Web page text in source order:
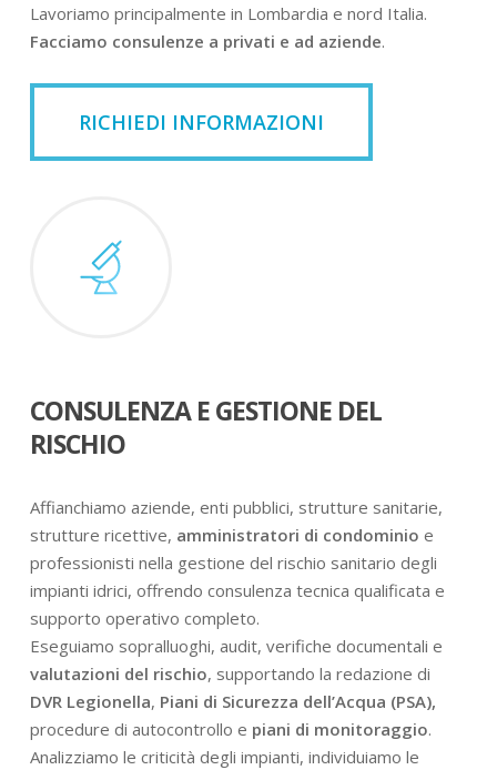
Lavoriamo principalmente in Lombardia e nord Italia.
Facciamo consulenze a privati e ad aziende.
RICHIEDI INFORMAZIONI
CONSULENZA E GESTIONE DEL
RISCHIO
Affianchiamo aziende, enti pubblici, strutture sanitarie,
strutture ricettive, amministratori di condominio e
professionisti nella gestione del rischio sanitario degli
impianti idrici, offrendo consulenza tecnica qualificata e
supporto operativo completo.
Eseguiamo sopralluoghi, audit, verifiche documentali e
valutazioni del rischio, supportando la redazione di
DVR Legionella, Piani di Sicurezza dell’Acqua (PSA),
procedure di autocontrollo e piani di monitoraggio.
Analizziamo le criticità degli impianti, individuiamo le